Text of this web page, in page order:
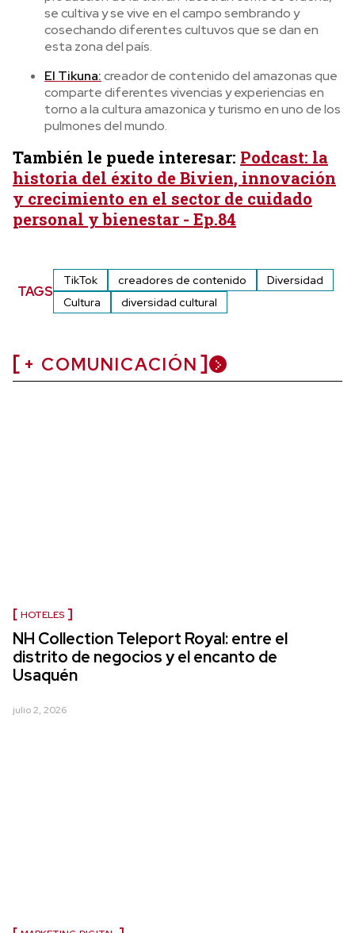
se cultiva y se vive en el campo sembrando y
cosechando diferentes cultuvos que se dan en
esta zona del país.
El Tikuna:creador de contenido del amazonas que
comparte diferentes vivencias y experiencias en
torno a la cultura amazonica y turismo en uno de los
pulmones del mundo.
También le puede interesar: Podcast: la
historia del éxito de Bivien, innovación
y crecimiento en el sector de cuidado
personal y bienestar - Ep.84
TAGS
TikTok creadores de contenido
Diversidad
Cultura
diversidad cultural
+ COMUNICACIÓN
HOTELES
NH Collection Teleport Royal: entre el
distrito de negocios y el encanto de
Usaquén
julio 2, 2026